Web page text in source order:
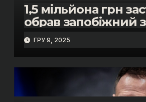
1,5 мільйона грн
обрав запобіжний
помічнику
Скороход у справі
«санкційний
ГРУ 9, 2025